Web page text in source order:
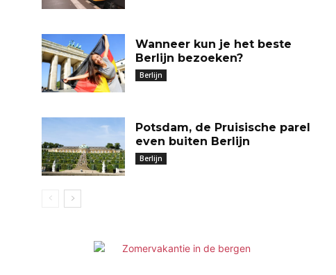
Wanneer kun je het beste
Berlijn bezoeken?
Berlijn
Potsdam, de Pruisische parel
even buiten Berlijn
Berlijn